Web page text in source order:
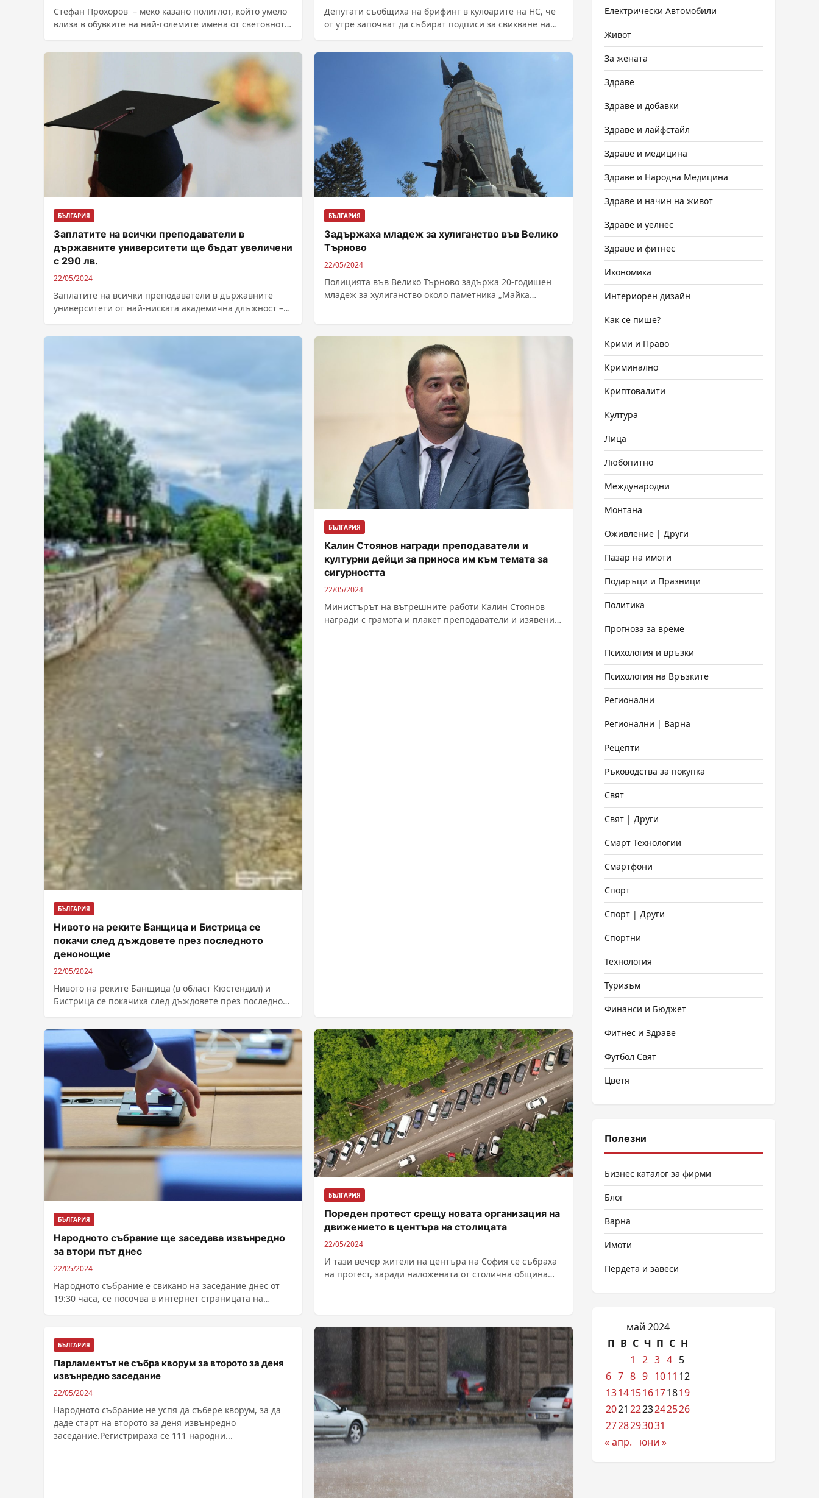
Стефан Прохоров – меко казано полиглот, който умело
влиза в обувките на най-големите имена от световното
Депутати съобщиха на брифинг в кулоарите на НС, че
от утре започват да събират подписи за свикване на
БЪЛГАРИЯ
Заплатите на всички преподаватели в
държавните университети ще бъдат увеличени
с 290 лв.
22/05/2024
Заплатите на всички преподаватели в държавните
университети от най-ниската академична длъжност –
увеличени...
БЪЛГАРИЯ
Задържаха младеж за хулиганство във Велико
Търново
22/05/2024
Полицията във Велико Търново задържа 20-годишен
младеж за хулиганство около паметника „Майка
БЪЛГАРИЯ
Нивото на реките Банщица и Бистрица се
покачи след дъждовете през последното
денонощие
22/05/2024
Нивото на реките Банщица (в област Кюстендил) и
Бистрица се покачиха след дъждовете през последното
БЪЛГАРИЯ
Калин Стоянов награди преподаватели и
културни дейци за приноса им към темата за
сигурността
22/05/2024
Министърът на вътрешните работи Калин Стоянов
награди с грамота и плакет преподаватели и изявени
БЪЛГАРИЯ
Народното събрание ще заседава извънредно
за втори път днес
22/05/2024
Народното събрание е свикано на заседание днес от
19:30 часа, се посочва в интернет страницата на
БЪЛГАРИЯ
Пореден протест срещу новата организация на
движението в центъра на столицата
22/05/2024
И тази вечер жители на центъра на София се събраха
на протест, заради наложената от столична община
БЪЛГАРИЯ
Парламентът не събра кворум за второто за деня
извънредно заседание
22/05/2024
Народното събрание не успя да събере кворум, за да
даде старт на второто за деня извънредно
заседание.Регистрираха се 111 народни...
Електрически Автомобили
Живот
За жената
Здраве
Здраве и добавки
Здраве и лайфстайл
Здраве и медицина
Здраве и Народна Медицина
Здраве и начин на живот
Здраве и уелнес
Здраве и фитнес
Икономика
Интериорен дизайн
Как се пише?
Крими и Право
Криминално
Криптовалити
Култура
Лица
Любопитно
Международни
Монтана
Оживление | Други
Пазар на имоти
Подаръци и Празници
Политика
Прогноза за време
Психология и връзки
Психология на Връзките
Регионални
Регионални | Варна
Рецепти
Ръководства за покупка
Свят
Свят | Други
Смарт Технологии
Смартфони
Спорт
Спорт | Други
Спортни
Технология
Туризъм
Финанси и Бюджет
Фитнес и Здраве
Футбол Свят
Цветя
Полезни
Бизнес каталог за фирми
Блог
Варна
Имоти
Пердета и завеси
май 2024
П В С Ч П С Н
1
2 3 4 5
6 7 8 9 1011 12
13141516171819
2021 2223242526
2728293031
« апр.
юни »